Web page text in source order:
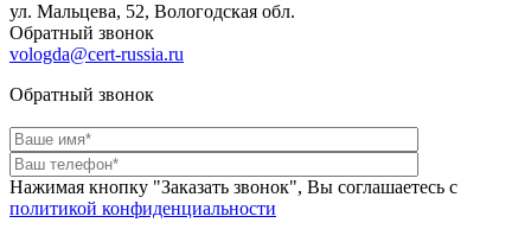
ул. Мальцева, 52, Вологодская обл.
Обратный звонок
vologda@cert-russia.ru
Обратный звонок
Нажимая кнопку "Заказать звонок", Вы соглашаетесь с
политикой конфиденциальности